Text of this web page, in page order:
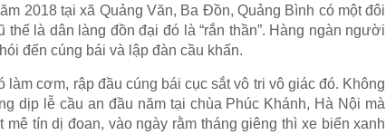
2018 tại xã Quảng Văn, Ba Đồn, Quảng Bình có một đôi
là dân làng đồn đại đó là “rắn thần”. Hàng ngàn người
đến cúng bái và lập đàn cầu khấn.
cơm, rập đầu cúng bái cục sắt vô tri vô giác đó. Không
dịp lễ cầu an đầu năm tại chùa Phúc Khánh, Hà Nội mà
tín dị đoan, vào ngày rằm tháng giêng thì xe biển xanh